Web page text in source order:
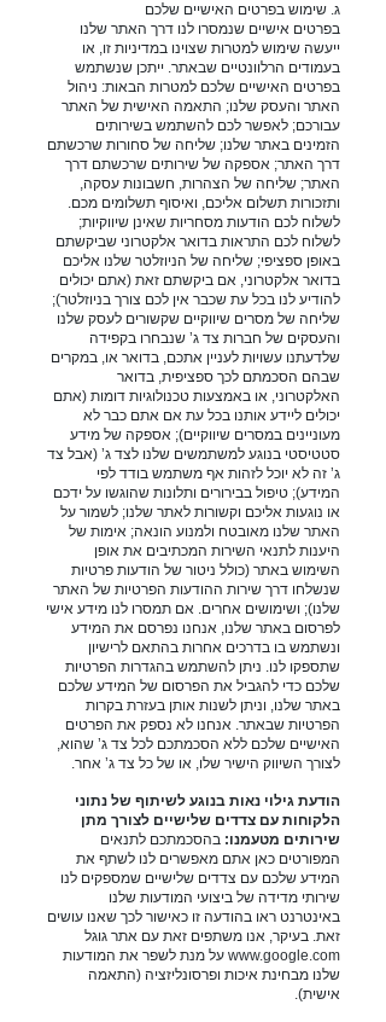
ג. שימוש בפרטים האישיים שלכם
בפרטים אישיים שנמסרו לנו דרך האתר שלנו
ייעשה שימוש למטרות שצוינו במדיניות זו, או
בעמודים הרלוונטיים שבאתר. ייתכן שנשתמש
בפרטים האישיים שלכם למטרות הבאות: ניהול
האתר והעסק שלנו; התאמה האישית של האתר
עבורכם; לאפשר לכם להשתמש בשירותים
הזמינים באתר שלנו; שליחה של סחורות שרכשתם
דרך האתר; אספקה של שירותים שרכשתם דרך
האתר; שליחה של הצהרות, חשבונות עסקה,
ותזכורות תשלום אליכם, ואיסוף תשלומים מכם.
לשלוח לכם הודעות מסחריות שאינן שיווקיות;
לשלוח לכם התראות בדואר אלקטרוני שביקשתם
באופן ספציפי; שליחה של הניוזלטר שלנו אליכם
בדואר אלקטרוני, אם ביקשתם זאת (אתם יכולים
להודיע לנו בכל עת שכבר אין לכם צורך בניוזלטר);
שליחה של מסרים שיווקיים שקשורים לעסק שלנו
והעסקים של חברות צד ג’ שנבחרו בקפידה
שלדעתנו עשויות לעניין אתכם, בדואר או, במקרים
שבהם הסכמתם לכך ספציפית, בדואר
האלקטרוני, או באמצעות טכנולוגיות דומות (אתם
יכולים ליידע אותנו בכל עת אם אתם כבר לא
מעוניינים במסרים שיווקיים); אספקה של מידע
סטטיסטי בנוגע למשתמשים שלנו לצד ג’ (אבל צד
ג’ זה לא יוכל לזהות אף משתמש בודד לפי
המידע); טיפול בבירורים ותלונות שהוגשו על ידכם
או נוגעות אליכם וקשורות לאתר שלנו; לשמור על
האתר שלנו מאובטח ולמנוע הונאה; אימות של
היענות לתנאי השירות המכתיבים את אופן
השימוש באתר (כולל ניטור של הודעות פרטיות
שנשלחו דרך שירות ההודעות הפרטיות של האתר
שלנו); ושימושים אחרים. אם תמסרו לנו מידע אישי
לפרסום באתר שלנו, אנחנו נפרסם את המידע
ונשתמש בו בדרכים אחרות בהתאם לרישיון
שתספקו לנו. ניתן להשתמש בהגדרות הפרטיות
שלכם כדי להגביל את הפרסום של המידע שלכם
באתר שלנו, וניתן לשנות אותן בעזרת בקרות
הפרטיות שבאתר. אנחנו לא נספק את הפרטים
האישיים שלכם ללא הסכמתכם לכל צד ג’ שהוא,
לצורך השיווק הישיר שלו, או של כל צד ג’ אחר.
הודעת גילוי נאות בנוגע לשיתוף של נתוני
הלקוחות עם צדדים שלישיים לצורך מתן
שירותים מטעמנו: בהסכמתכם לתנאים
המפורטים כאן אתם מאפשרים לנו לשתף את
המידע שלכם עם צדדים שלישיים שמספקים לנו
שירותי מדידה של ביצועי המודעות שלנו
באינטרנט ראו בהודעה זו כאישור לכך שאנו עושים
זאת. בעיקר, אנו משתפים זאת עם אתר גוגל
www.google.com על מנת לשפר את המודעות
שלנו מבחינת איכות ופרסונליזציה (התאמה
אישית).